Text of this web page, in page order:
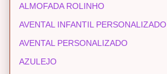
ALMOFADA ROLINHO
AVENTAL INFANTIL PERSONALIZADO
AVENTAL PERSONALIZADO
AZULEJO